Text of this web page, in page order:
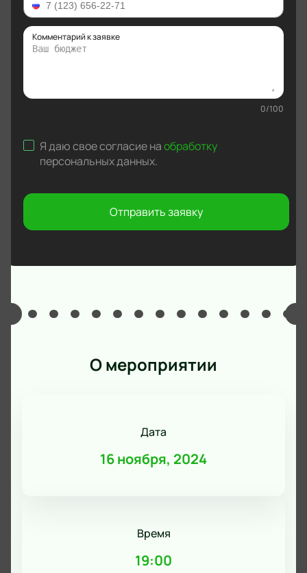
Комментарий к заявке
0/100
Я даю свое согласие наобработку
персональных данных.
Отправить заявку
О мероприятии
Дата
16 ноября, 2024
Время
19:00